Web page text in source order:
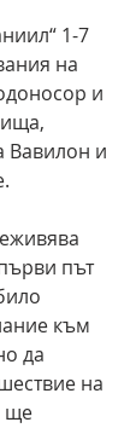
1-7
на
и
Вавилон и
път
към
да
на
ще